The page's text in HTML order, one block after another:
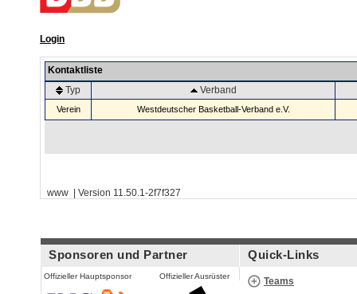
Login
Kontaktliste
Typ
Verband
Verein Westdeutscher Basketball-Verband e.V.
www | Version 11.50.1-2f7f327
Sponsoren und Partner
Offizieller Hauptsponsor Offizieller Ausrüster
Quick-Links
Teams